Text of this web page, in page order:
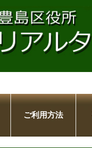
ご利用方法